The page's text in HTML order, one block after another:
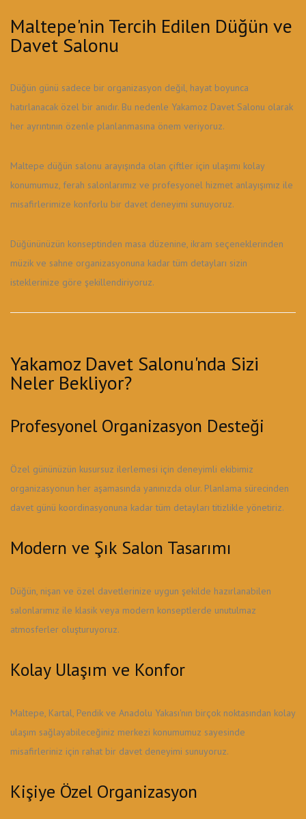
Maltepe'nin Tercih Edilen Düğün ve
Davet Salonu
Düğün günü sadece bir organizasyon değil, hayat boyunca
hatırlanacak özel bir anıdır. Bu nedenle Yakamoz Davet Salonu olarak
her ayrıntının özenle planlanmasına önem veriyoruz.
Maltepe düğün salonu arayışında olan çiftler için ulaşımı kolay
konumumuz, ferah salonlarımız ve profesyonel hizmet anlayışımız ile
misafirlerimize konforlu bir davet deneyimi sunuyoruz.
Düğününüzün konseptinden masa düzenine, ikram seçeneklerinden
müzik ve sahne organizasyonuna kadar tüm detayları sizin
isteklerinize göre şekillendiriyoruz.
Yakamoz Davet Salonu'nda Sizi
Neler Bekliyor?
Profesyonel Organizasyon Desteği
Özel gününüzün kusursuz ilerlemesi için deneyimli ekibimiz
organizasyonun her aşamasında yanınızda olur. Planlama sürecinden
davet günü koordinasyonuna kadar tüm detayları titizlikle yönetiriz.
Modern ve Şık Salon Tasarımı
Düğün, nişan ve özel davetlerinize uygun şekilde hazırlanabilen
salonlarımız ile klasik veya modern konseptlerde unutulmaz
atmosferler oluşturuyoruz.
Kolay Ulaşım ve Konfor
Maltepe, Kartal, Pendik ve Anadolu Yakası'nın birçok noktasından kolay
ulaşım sağlayabileceğiniz merkezi konumumuz sayesinde
misafirleriniz için rahat bir davet deneyimi sunuyoruz.
Kişiye Özel Organizasyon